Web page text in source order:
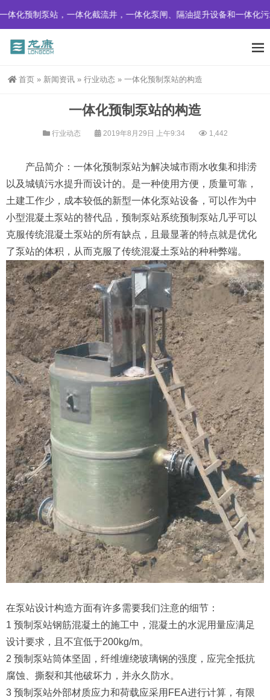
化预制泵站，一体化截流井，一体化泵闸、隔油提升设备和一体化污
首页 » 新闻资讯 » 行业动态 » 一体化预制泵站的构造
一体化预制泵站的构造
行业动态 2019年8月29日 上午9:34 1,442
产品简介：一体化预制泵站为解决城市雨水收集和排涝
以及城镇污水提升而设计的。是一种使用方便，质量可靠，
土建工作少，成本较低的新型一体化泵站设备，可以作为中
小型混凝土泵站的替代品，预制泵站系统预制泵站几乎可以
克服传统混凝土泵站的所有缺点，且最显著的特点就是优化
了泵站的体积，从而克服了传统混凝土泵站的种种弊端。
在泵站设计构造方面有许多需要我们注意的细节：
1 预制泵站钢筋混凝土的施工中，混凝土的水泥用量应满足
设计要求，且不宜低于200kg/m。
2 预制泵站筒体坚固，纤维缠绕玻璃钢的强度，应完全抵抗
腐蚀、撕裂和其他破坏力，并永久防水。
3 预制泵站外部材质应力和荷载应采用FEA进行计算，有限